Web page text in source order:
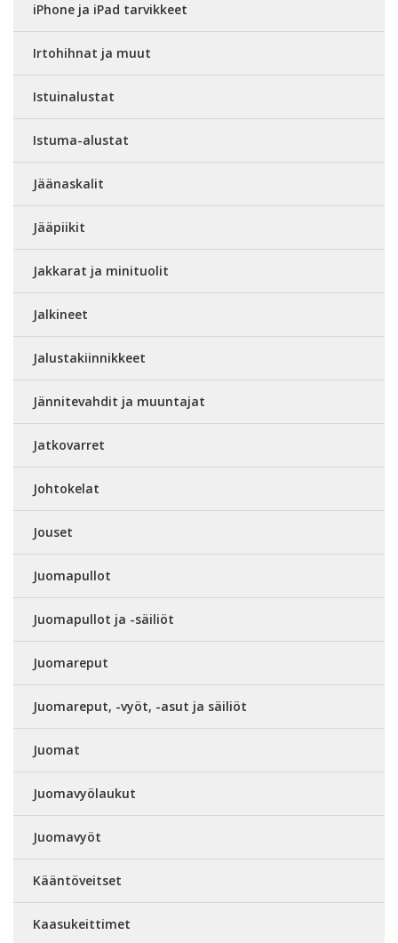
iPhone ja iPad tarvikkeet
Irtohihnat ja muut
Istuinalustat
Istuma-alustat
Jäänaskalit
Jääpiikit
Jakkarat ja minituolit
Jalkineet
Jalustakiinnikkeet
Jännitevahdit ja muuntajat
Jatkovarret
Johtokelat
Jouset
Juomapullot
Juomapullot ja -säiliöt
Juomareput
Juomareput, -vyöt, -asut ja säiliöt
Juomat
Juomavyölaukut
Juomavyöt
Kääntöveitset
Kaasukeittimet